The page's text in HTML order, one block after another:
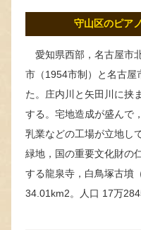
守山区のピア
愛知県西部，名古屋市
市（1954市制）と名古屋
た。庄内川と矢田川に挟
する。宅地造成が盛んで
乳業などの工場が立地し
緑地，国の重要文化財の
する龍泉寺，白鳥塚古墳
34.01km2。人口 17万